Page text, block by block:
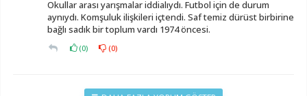
Okullar arası yarışmalar iddialıydı. Futbol için de durum
aynıydı. Komşuluk ilişkileri içtendi. Saf temiz dürüst birbirine
bağlı sadık bir toplum vardı 1974 öncesi.
(0) (0)